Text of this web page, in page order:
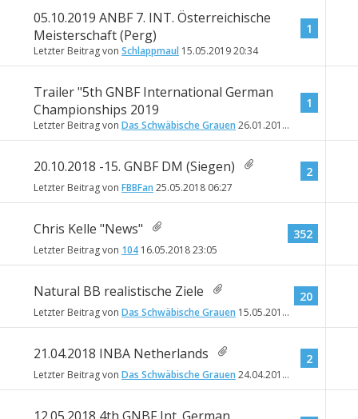
05.10.2019 ANBF 7. INT. Österreichische
Meisterschaft (Perg)
Letzter Beitrag von Schlappmaul 15.05.201920:34
1
Trailer "5th GNBF International German
Championships 2019
Letzter Beitrag von Das Schwäbische Grauen 26.01.2019
1
20.10.2018 -15. GNBF DM (Siegen)
Letzter Beitrag von FBBFan 25.05.2018 06:27
2
Chris Kelle "News"
Letzter Beitrag von 104 16.05.201823:05
352
Natural BB realistische Ziele
Letzter Beitrag von Das Schwäbische Grauen 15.05.2018
20
21.04.2018 INBA Netherlands
Letzter Beitrag von Das Schwäbische Grauen 24.04.2018
2